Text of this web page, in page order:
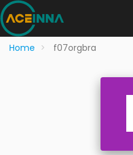
Home f07orgbra